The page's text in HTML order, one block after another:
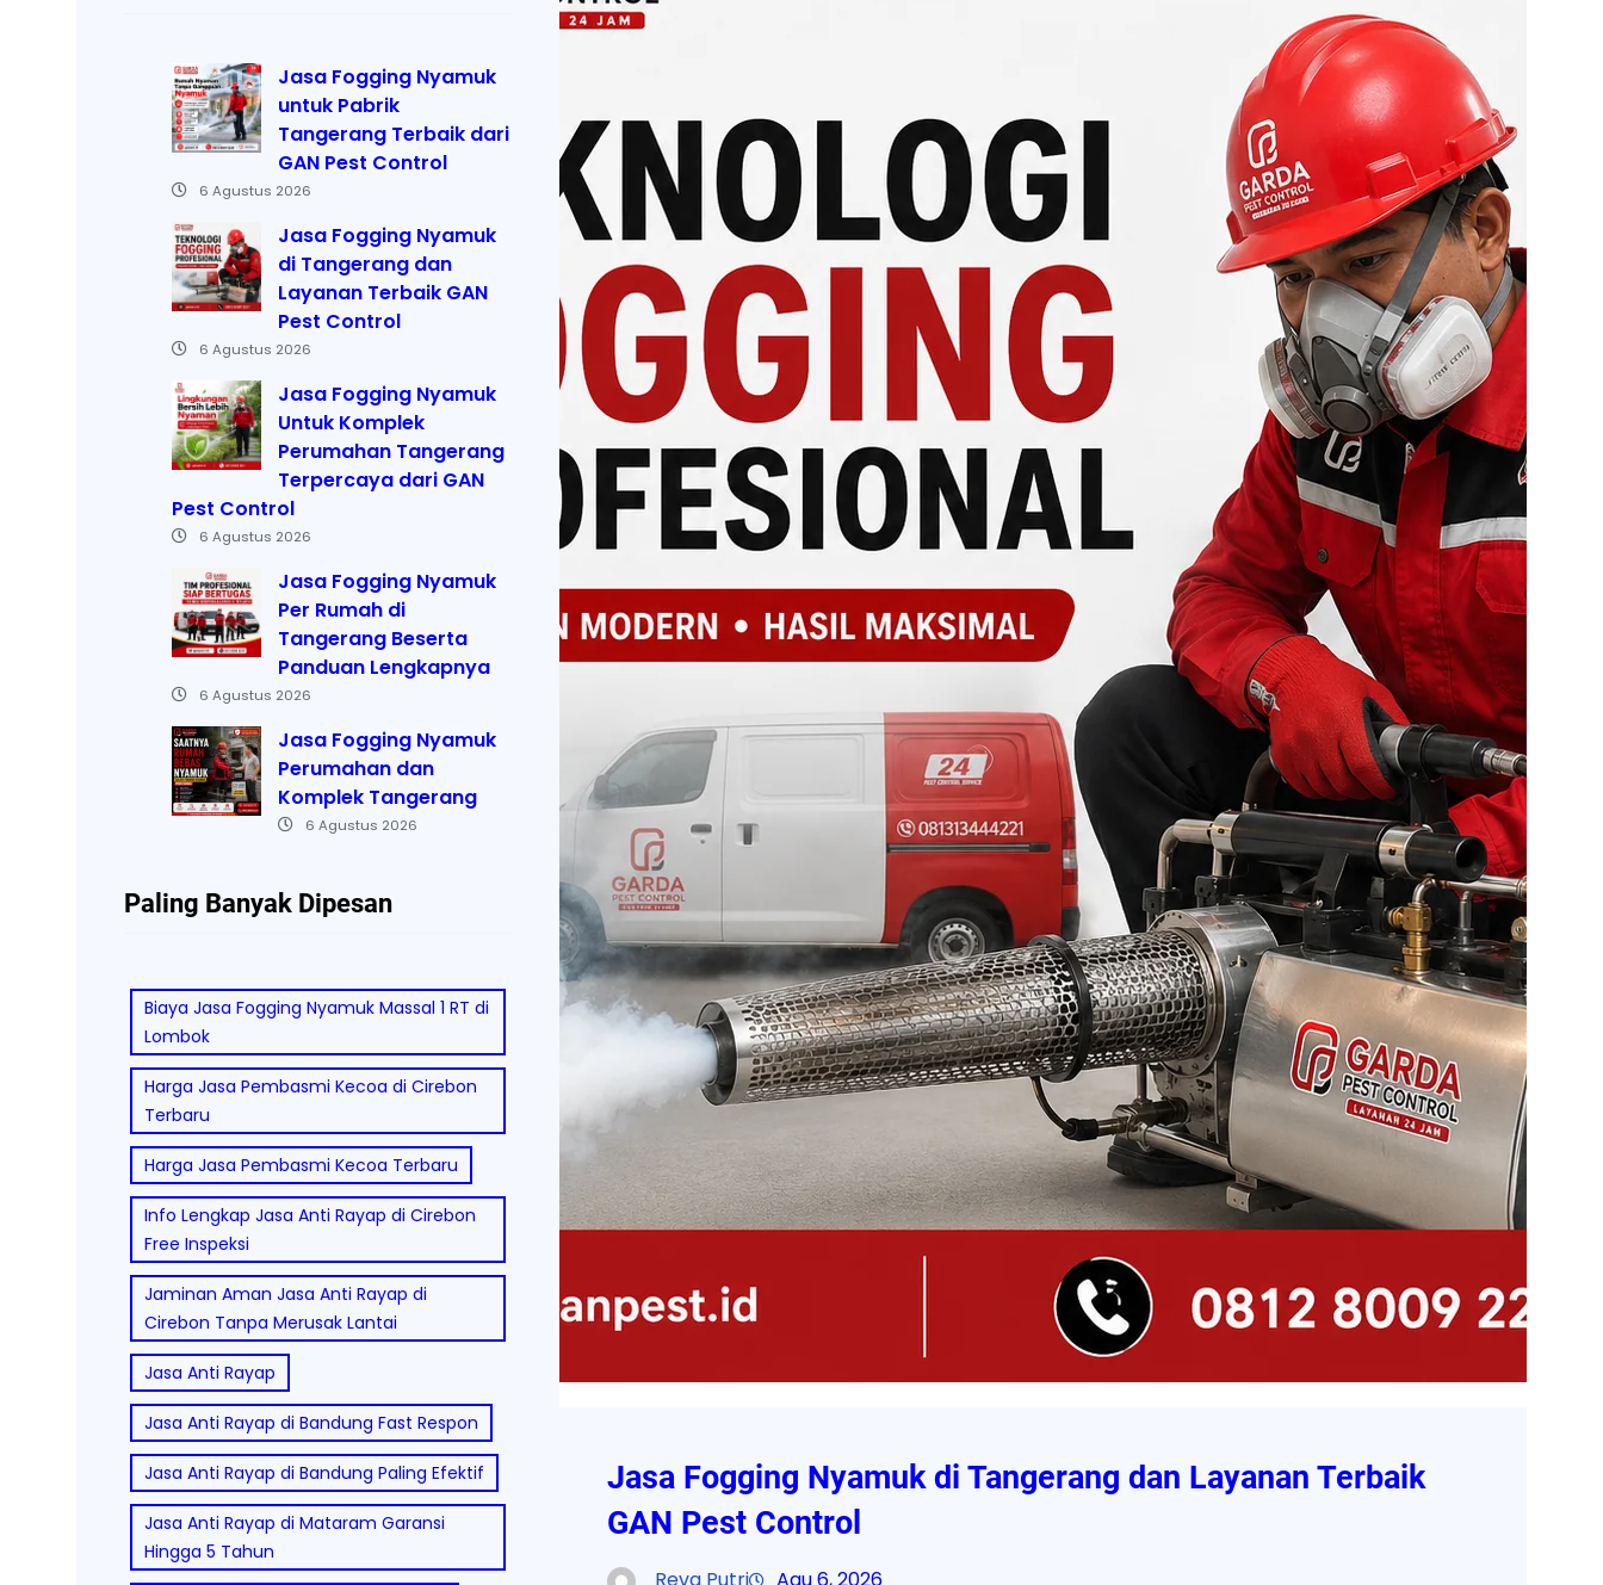
Jasa Fogging Nyamuk
untuk Pabrik
Tangerang Terbaik dari
GAN Pest Control
6 Agustus 2026
Jasa Fogging Nyamuk
di Tangerang dan
Layanan Terbaik GAN
Pest Control
6 Agustus 2026
Jasa Fogging Nyamuk
Untuk Komplek
Perumahan Tangerang
Terpercaya dari GAN
Pest Control
6 Agustus 2026
Jasa Fogging Nyamuk
Per Rumah di
Tangerang Beserta
Panduan Lengkapnya
6 Agustus 2026
Jasa Fogging Nyamuk
Perumahan dan
Komplek Tangerang
6 Agustus 2026
Paling Banyak Dipesan
Biaya Jasa Fogging Nyamuk Massal 1 RT di
Lombok
Harga Jasa Pembasmi Kecoa di Cirebon
Terbaru
Harga Jasa Pembasmi Kecoa Terbaru
Info Lengkap Jasa Anti Rayap di Cirebon
Free Inspeksi
Jaminan Aman Jasa Anti Rayap di
Cirebon Tanpa Merusak Lantai
Jasa Anti Rayap
Jasa Anti Rayap di Bandung Fast Respon
Jasa Anti Rayap di Bandung Paling Efektif
Jasa Anti Rayap di Mataram Garansi
Hingga 5 Tahun
Jasa Fogging Nyamuk di Tangerang dan Layanan Terbaik
GAN Pest Control